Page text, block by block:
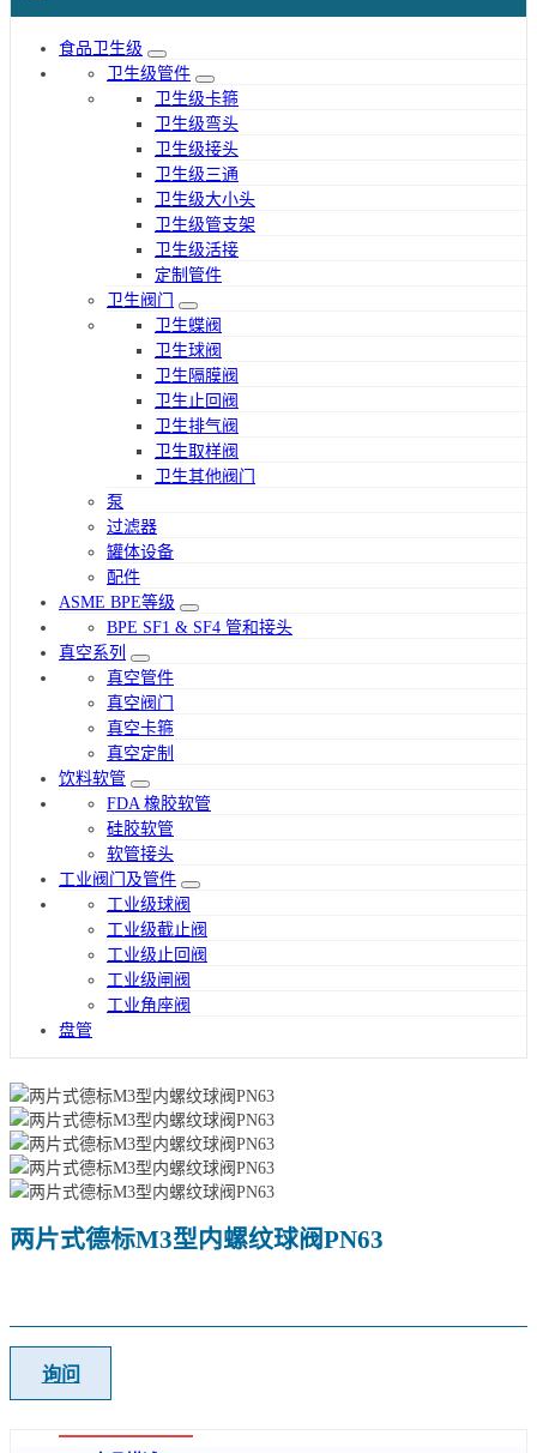
食品卫生级
卫生级管件
卫生级卡箍
卫生级弯头
卫生级接头
卫生级三通
卫生级大小头
卫生级管支架
卫生级活接
定制管件
卫生阀门
卫生蝶阀
卫生球阀
卫生隔膜阀
卫生止回阀
卫生排气阀
卫生取样阀
卫生其他阀门
泵
过滤器
罐体设备
配件
ASME BPE等级
BPE SF1 & SF4 管和接头
真空系列
真空管件
真空阀门
真空卡箍
真空定制
饮料软管
FDA 橡胶软管
硅胶软管
软管接头
工业阀门及管件
工业级球阀
工业级截止阀
工业级止回阀
工业级闸阀
工业角座阀
盘管
两片式德标M3型内螺纹球阀PN63
询问